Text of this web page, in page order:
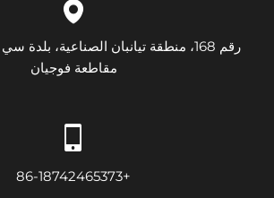
رقم 168، منطقة تيانبان الصناعية، بلدة
مقاطعة فوجيان
+86-18742465373